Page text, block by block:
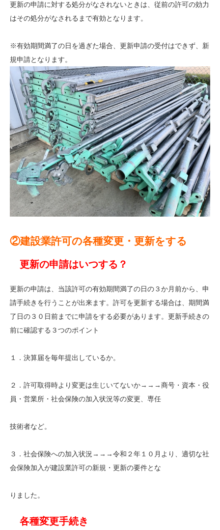
更新の申請に対する処分がなされないときは、従前の許可の効力
はその処分がなされるまで有効となります。
※有効期間満了の日を過ぎた場合、更新申請の受付はできず、新
規申請となります。
②建設業許可の各種変更・更新をする
更新の申請はいつする？
更新の申請は、当該許可の有効期間満了の日の３か月前から、申
請手続きを行うことが出来ます。許可を更新する場合は、期間満
了日の３０日前までに申請をする必要があります。更新手続きの
前に確認する３つのポイント
１．決算届を毎年提出しているか。
２．許可取得時より変更は生じいてないか→→→商号・資本・役
員・営業所・社会保険の加入状況等の変更、専任
技術者など。
３．社会保険への加入状況→→→令和２年１０月より、適切な社
会保険加入が建設業許可の新規・更新の要件とな
りました。
各種変更手続き